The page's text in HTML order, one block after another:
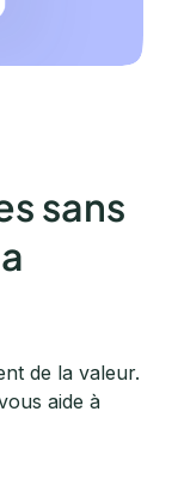
sans
de la valeur.
aide à